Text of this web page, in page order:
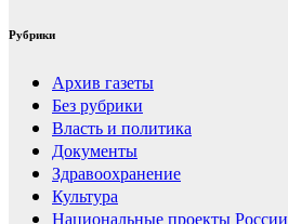
Рубрики
Архив газеты
Без рубрики
Власть и политика
Документы
Здравоохранение
Культура
Национальные проекты России